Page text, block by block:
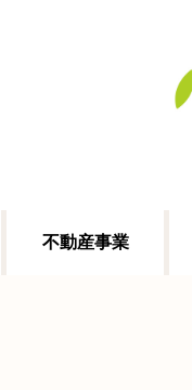
不動産事業